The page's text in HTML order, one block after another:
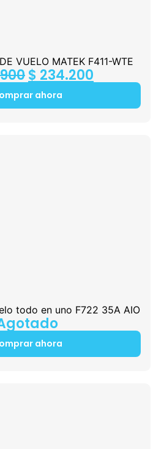
VUELO MATEK F411-WTE
$ 234.200
ahora
todo en uno F722 35A AIO
ahora